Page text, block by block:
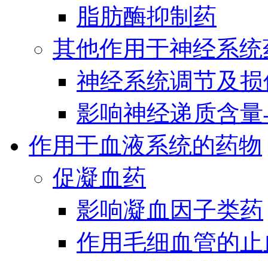
脂肪酶抑制药
其他作用于神经系统
神经系统调节及
影响神经递质含
作用于血液系统的药物
促凝血药
影响凝血因子类药
作用毛细血管的